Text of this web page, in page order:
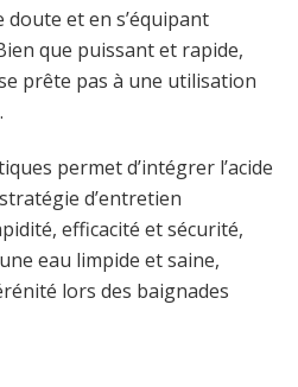
et en s’équipant
que puissant et rapide,
prête pas à une utilisation
permet d’intégrer l’acide
d’entretien
efficacité et sécurité,
eau limpide et saine,
lors des baignades